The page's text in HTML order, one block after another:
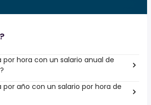
hora con un salario anual de
año con un salario por hora de